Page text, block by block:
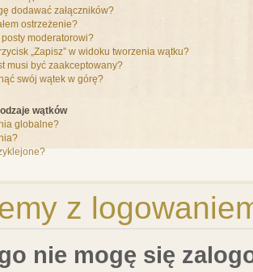
dodawać załączników?
ostrzeżenie?
posty moderatorowi?
„Zapisz” w widoku tworzenia wątku?
musi być zaakceptowany?
swój wątek w górę?
wątków
globalne?
z
nie mogę się